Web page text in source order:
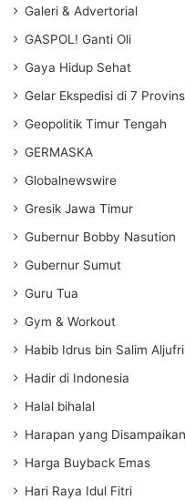
Galeri & Advertorial
GASPOL! Ganti Oli
Gaya Hidup Sehat
Gelar Ekspedisi di 7
Geopolitik Timur Tengah
GERMASKA
Globalnewswire
Gresik Jawa Timur
Gubernur Bobby Nasution
Gubernur Sumut
Guru Tua
Gym & Workout
Habib Idrus bin Salim Aljufri
Hadir di Indonesia
Halal bihalal
Harapan yang
Harga Buyback Emas
Hari Raya Idul Fitri